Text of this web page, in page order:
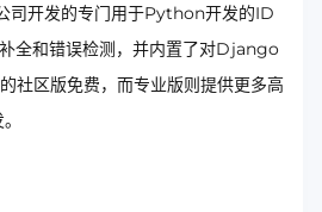
开发的专门用于Python开发的ID
全和错误检测，并内置了对Django
社区版免费，而专业版则提供更多高